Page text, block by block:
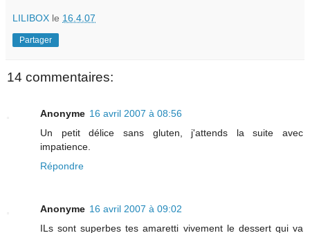
LILIBOX le 16.4.07
Partager
14 commentaires:
Anonyme 16 avril 2007 à 08:56
Un petit délice sans gluten, j'attends la suite avec
impatience.
Répondre
Anonyme 16 avril 2007 à 09:02
ILs sont superbes tes amaretti vivement le dessert qui va